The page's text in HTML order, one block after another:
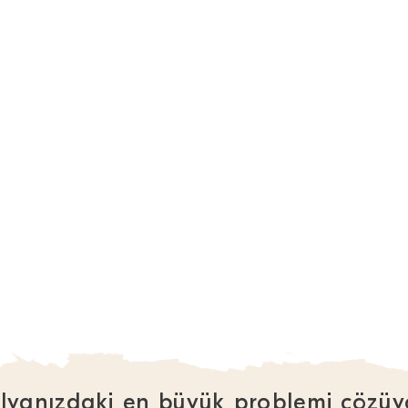
en büyük problemi